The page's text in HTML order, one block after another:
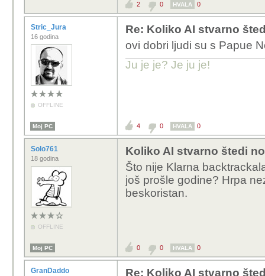
2 0 HVALA 0
Stric_Jura
16 godina
OFFLINE
Re: Koliko AI stvarno
ovi dobri ljudi su s Papue
Ju je je? Je ju je!
Moj PC 4 0 HVALA 0
Solo761
18 godina
OFFLINE
Koliko AI stvarno štedi
Što nije Klarna
još prošle godine? Hrpa
beskoristan.
Moj PC 0 0 HVALA 0
GranDaddo
Re: Koliko AI stvarno